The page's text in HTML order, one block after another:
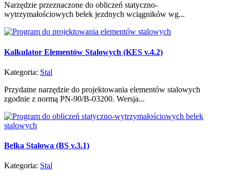
Narzędzie przeznaczone do obliczeń statyczno-
wytrzymałościowych belek jezdnych wciągników wg...
Kalkulator Elementów Stalowych (KES v.4.2)
Kategoria: Stal
Przydatne narzędzie do projektowania elementów stalowych
zgodnie z normą PN-90/B-03200. Wersja...
Belka Stalowa (BS v.3.1)
Kategoria: Stal